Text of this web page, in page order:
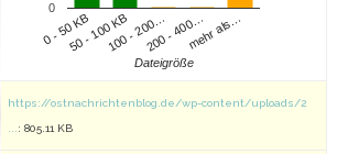
0 - 50 KB50 - 100 KB100 - 200…200 - 400…mehr als…
0
Dateigröße
https://ostnachrichtenblog.de/wp-content/uploads/2
: 805.11 KB